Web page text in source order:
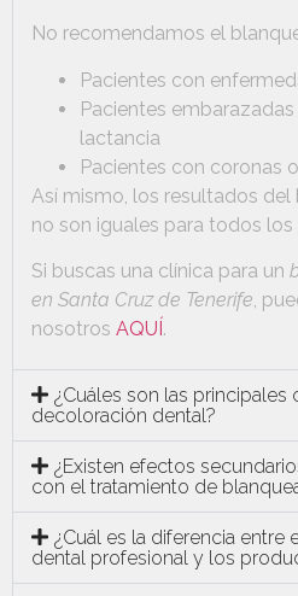
No recomendamos el
Pacientes con
Pacientes
lactancia
Pacientes con coronas
Así mismo, los resultados
no son iguales para todos los
Si buscas una clínica para un
en Santa Cruz de Tenerife,
nosotros AQUÍ.
¿Cuáles son las principales
decoloración dental?
¿Existen efectos
con el tratamiento de
¿Cuál es la diferencia entre
dental profesional y los